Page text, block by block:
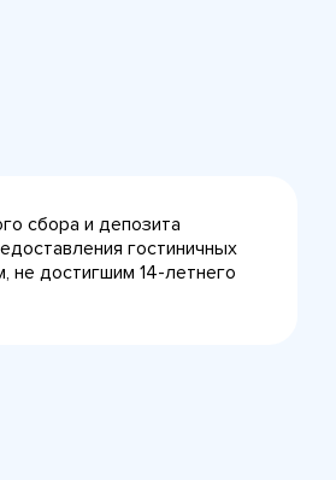
сбора и депозита
гостиничных
не достигшим 14-летнего